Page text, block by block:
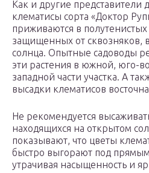
Как и другие представители
клематисы сорта «Доктор
приживаются в
защищенных от сквозняков,
солнца. Опытные садоводы
эти растения в южной, юго-
западной части участка. А
высадки клематисов
Не рекомендуется
находящихся на открытом
показывают, что цветы
быстро выгорают под
утрачивая насыщенность и